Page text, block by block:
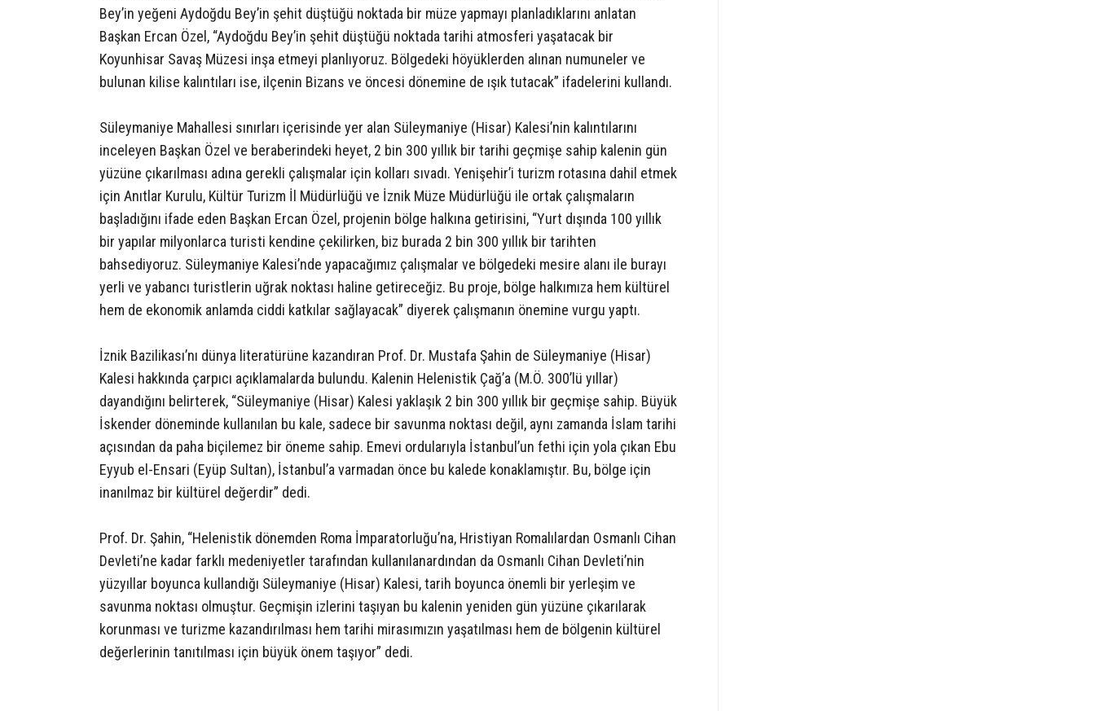
Bey’in yeğeni Aydoğdu Bey’in şehit düştüğü noktada bir müze yapmayı planladıklarını anlatan
Başkan Ercan Özel, “Aydoğdu Bey’in şehit düştüğü noktada tarihi atmosferi yaşatacak bir
Koyunhisar Savaş Müzesi inşa etmeyi planlıyoruz. Bölgedeki höyüklerden alınan numuneler ve
bulunan kilise kalıntıları ise, ilçenin Bizans ve öncesi dönemine de ışık tutacak” ifadelerini kullandı.
Süleymaniye Mahallesi sınırları içerisinde yer alan Süleymaniye (Hisar) Kalesi’nin kalıntılarını
inceleyen Başkan Özel ve beraberindeki heyet, 2 bin 300 yıllık bir tarihi geçmişe sahip kalenin gün
yüzüne çıkarılması adına gerekli çalışmalar için kolları sıvadı. Yenişehir’i turizm rotasına dahil etmek
için Anıtlar Kurulu, Kültür Turizm İl Müdürlüğü ve İznik Müze Müdürlüğü ile ortak çalışmaların
başladığını ifade eden Başkan Ercan Özel, projenin bölge halkına getirisini, “Yurt dışında 100 yıllık
bir yapılar milyonlarca turisti kendine çekilirken, biz burada 2 bin 300 yıllık bir tarihten
bahsediyoruz. Süleymaniye Kalesi’nde yapacağımız çalışmalar ve bölgedeki mesire alanı ile burayı
yerli ve yabancı turistlerin uğrak noktası haline getireceğiz. Bu proje, bölge halkımıza hem kültürel
hem de ekonomik anlamda ciddi katkılar sağlayacak” diyerek çalışmanın önemine vurgu yaptı.
İznik Bazilikası’nı dünya literatürüne kazandıran Prof. Dr. Mustafa Şahin de Süleymaniye (Hisar)
Kalesi hakkında çarpıcı açıklamalarda bulundu. Kalenin Helenistik Çağ’a (M.Ö. 300’lü yıllar)
dayandığını belirterek, “Süleymaniye (Hisar) Kalesi yaklaşık 2 bin 300 yıllık bir geçmişe sahip. Büyük
İskender döneminde kullanılan bu kale, sadece bir savunma noktası değil, aynı zamanda İslam tarihi
açısından da paha biçilemez bir öneme sahip. Emevi ordularıyla İstanbul’un fethi için yola çıkan Ebu
Eyyub el-Ensari (Eyüp Sultan), İstanbul’a varmadan önce bu kalede konaklamıştır. Bu, bölge için
inanılmaz bir kültürel değerdir” dedi.
Prof. Dr. Şahin, “Helenistik dönemden Roma İmparatorluğu’na, Hristiyan Romalılardan Osmanlı Cihan
Devleti’ne kadar farklı medeniyetler tarafından kullanılanardından da Osmanlı Cihan Devleti’nin
yüzyıllar boyunca kullandığı Süleymaniye (Hisar) Kalesi, tarih boyunca önemli bir yerleşim ve
savunma noktası olmuştur. Geçmişin izlerini taşıyan bu kalenin yeniden gün yüzüne çıkarılarak
korunması ve turizme kazandırılması hem tarihi mirasımızın yaşatılması hem de bölgenin kültürel
değerlerinin tanıtılması için büyük önem taşıyor” dedi.